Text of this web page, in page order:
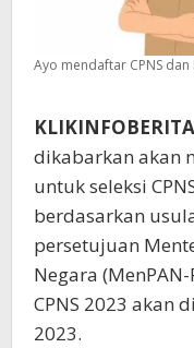
Ayo mendaftar CPNS dan
dikabarkan akan
untuk seleksi
berdasarkan
persetujuan
Negara
CPNS 2023 akan
2023.